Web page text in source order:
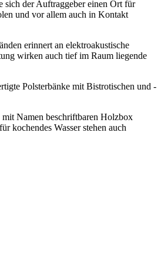
sich der Auftraggeber einen Ort für
und vor allem auch in Kontakt
erinnert an elektroakustische
wirken auch tief im Raum liegende
Polsterbänke mit Bistrotischen und -
mit Namen beschriftbaren Holzbox
kochendes Wasser stehen auch